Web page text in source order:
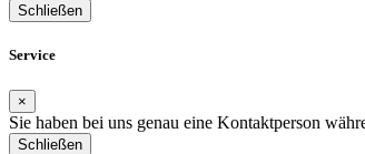
Schließen
Service
×
Sie haben bei uns genau eine Kontaktperson
Schließen